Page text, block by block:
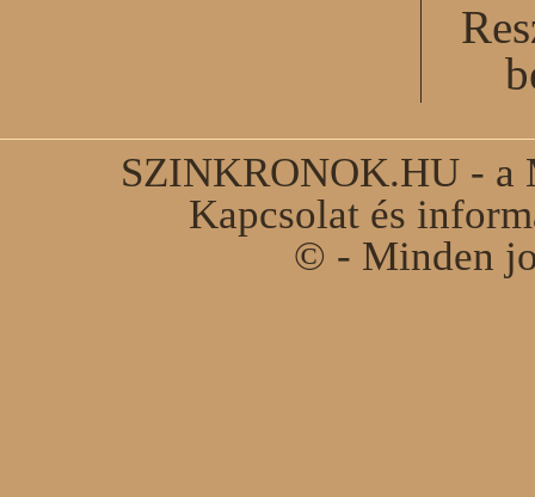
SZINKRONOK.HU - a
Kapcsolat és
© - Minden